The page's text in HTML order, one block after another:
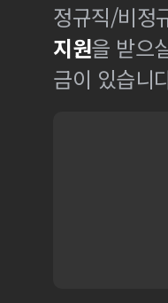
정규직/비정
지원을 받으
금이 있습니